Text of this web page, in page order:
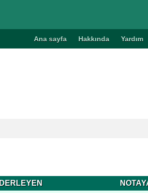
Ana sayfa Hakkında Yardım
DERLEYEN